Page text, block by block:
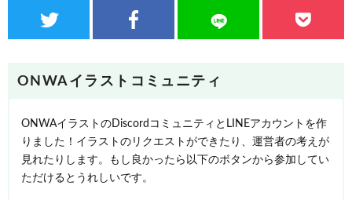
ONWAイラストコミュニティ
ONWAイラストのDiscordコミュニティとLINEアカウントを作
りました！イラストのリクエストができたり、運営者の考えが
見れたりします。もし良かったら以下のボタンから参加してい
ただけるとうれしいです。